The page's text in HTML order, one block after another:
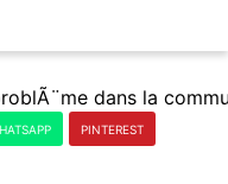
PINTEREST